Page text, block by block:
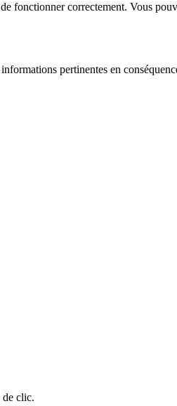
fonctionner correctement. Vous
pertinentes en
de clic.